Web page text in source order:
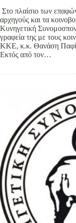
Στο πλαίσιο των
αρχηγούς και τα
Κυνηγετική
γραφεία της με τους
ΚΚΕ, κ.κ. Θανάση
Εκτός από τον…